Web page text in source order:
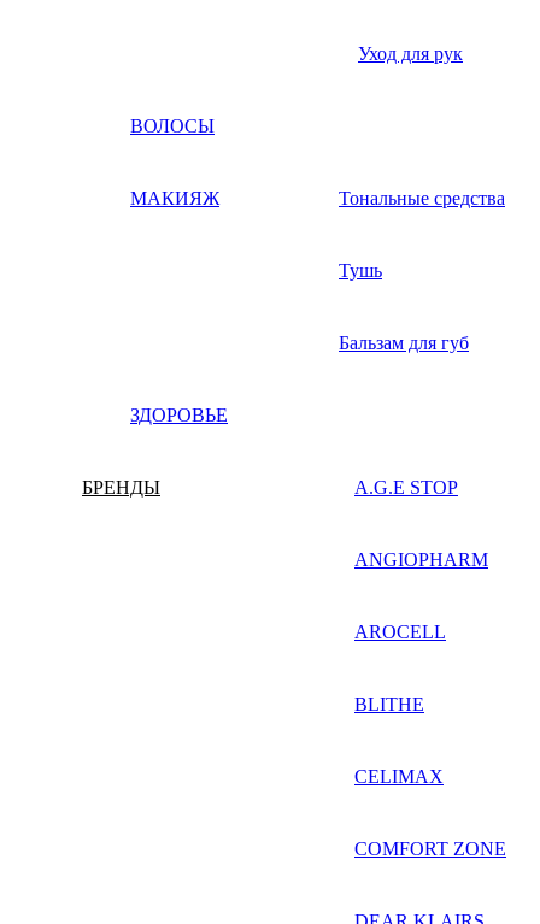
Уход для рук
ВОЛОСЫ
МАКИЯЖ Тональные средства
Тушь
Бальзам для губ
ЗДОРОВЬЕ
БРЕНДЫ A.G.E STOP
ANGIOPHARM
AROCELL
BLITHE
CELIMAX
COMFORT ZONE